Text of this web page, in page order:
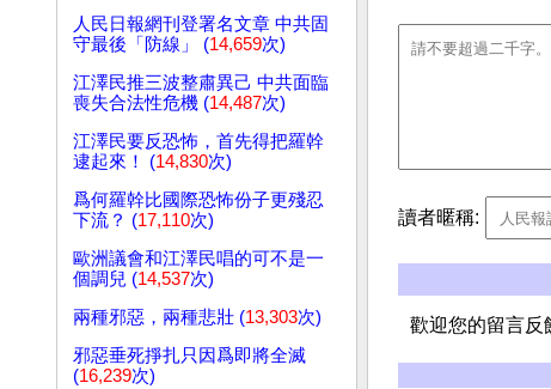
人民日報網刊登署名文章 中共固
守最後「防線」 (14,659次)
江澤民推三波整肅異己 中共面臨
喪失合法性危機 (14,487次)
江澤民要反恐怖，首先得把羅幹
逮起來！ (14,830次)
爲何羅幹比國際恐怖份子更殘忍
下流？ (17,110次)
歐洲議會和江澤民唱的可不是一
個調兒 (14,537次)
兩種邪惡，兩種悲壯 (13,303次)
邪惡垂死掙扎只因爲即將全滅
(16,239次)
讀者暱稱:
歡迎您的留言反